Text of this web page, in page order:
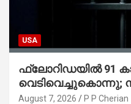
USA
ഫ്ലോറിഡയിൽ 91
വെടിവെച്ചുകൊന്നു;
ഹോമിലാക്കില്ലെന്ന്
August 7, 2026 P P Cherian